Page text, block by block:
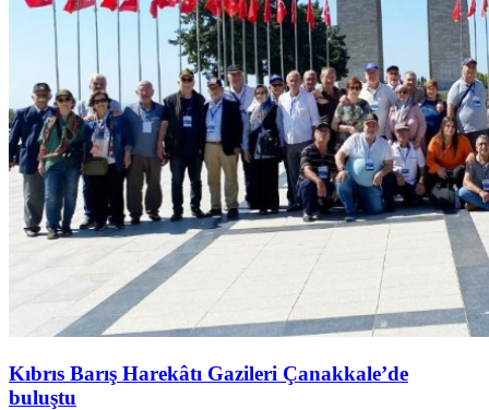
Kıbrıs Barış Harekâtı Gazileri Çanakkale’de
buluştu